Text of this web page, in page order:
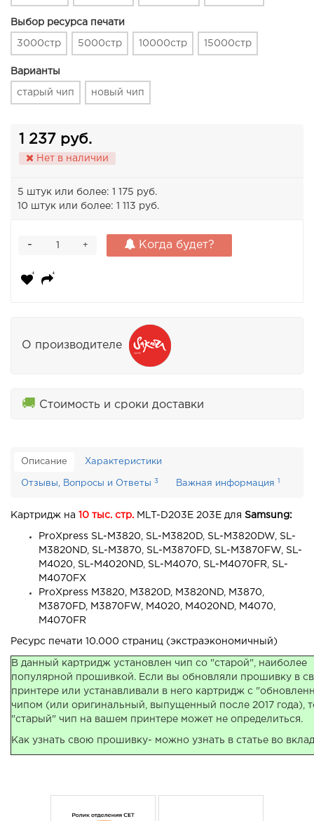
Выбор ресурса печати
3000стр 5000стр 10000стр 15000стр
Варианты
старый чип новый чип
1 237 руб.
Нет в наличии
5 штук или более: 1 175 руб.
10 штук или более: 1 113 руб.
+
- Когда будет?
О производителе
🚚 Стоимость и сроки доставки
Описание Характеристики
Отзывы, Вопросы и Ответы 3 Важная информация 1
Картридж на 10 тыс. стр. MLT-D203E 203E для Samsung:
ProXpress SL-M3820, SL-M3820D, SL-M3820DW, SL-
M3820ND, SL-M3870, SL-M3870FD, SL-M3870FW, SL-
M4020, SL-M4020ND, SL-M4070, SL-M4070FR, SL-
M4070FX
ProXpress M3820, M3820D, M3820ND, M3870,
M3870FD, M3870FW, M4020, M4020ND, M4070,
M4070FR
Ресурс печати 10.000 страниц (экстраэкономичный)
В данный картридж установлен чип со "старой", наиболее
популярной прошивкой. Если вы обновляли прошивку в
принтере или устанавливали в него картридж с
чипом (или оригинальный, выпущенный после 2017 года),
"старый" чип на вашем принтере может не определиться.
Как узнать свою прошивку- можно узнать в статье во